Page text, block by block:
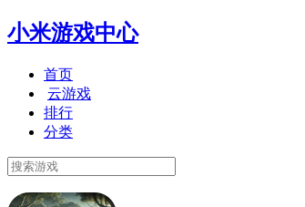
小米游戏中心
首页
云游戏
排行
分类